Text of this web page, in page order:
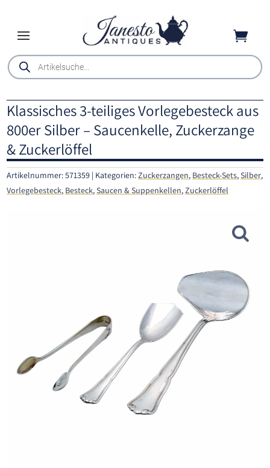

Products
search
Klassisches 3-teiliges Vorlegebesteck aus
800er Silber – Saucenkelle, Zuckerzange
& Zuckerlöffel
Artikelnummer:571359 Kategorien:Zuckerzangen, Besteck-Sets,Silber,
Vorlegebesteck, Besteck,Saucen & Suppenkellen,Zuckerlöffel